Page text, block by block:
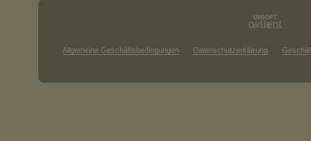
Allgemeine Geschäftsbedingungen Datenschutzerklärung